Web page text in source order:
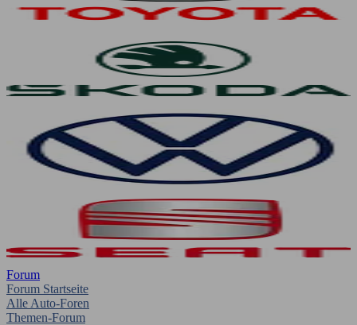
Forum
Forum Startseite
Alle Auto-Foren
Themen-Forum